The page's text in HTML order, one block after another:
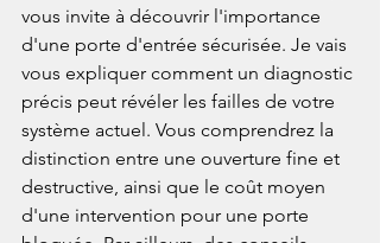
vous invite à découvrir l'importance
d'une porte d'entrée sécurisée. Je vais
vous expliquer comment un diagnostic
précis peut révéler les failles de votre
système actuel. Vous comprendrez la
distinction entre une ouverture fine et
destructive, ainsi que le coût moyen
d'une intervention pour une porte